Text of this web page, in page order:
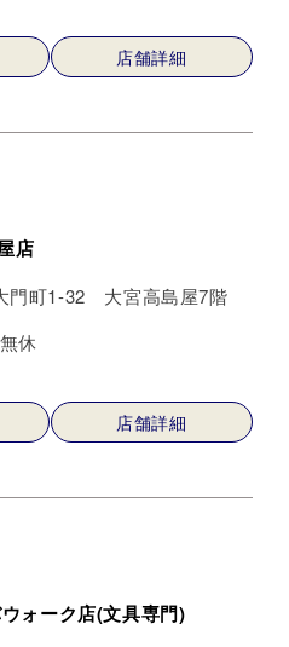
店舗詳細
店
門町1-32 大宮高島屋7階
休
店舗詳細
ォーク店(文具専門)